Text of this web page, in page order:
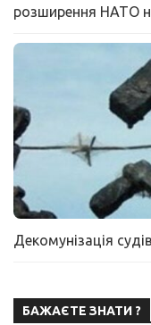
розширення НАТО
Декомунізація
БАЖАЄТЕ ЗНАТИ ?